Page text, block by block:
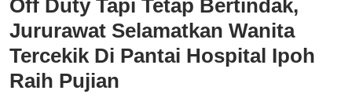
Off Duty Tapi Tetap Bertindak,
Jururawat Selamatkan Wanita
Tercekik Di Pantai Hospital Ipoh
Raih Pujian